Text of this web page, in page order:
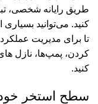
طریق رایانه شخصی،
کنید. می‌توانید
تا برای مدیریت
کردن، پمپ‌ها، نازل
کنید.
سطح استخر خود